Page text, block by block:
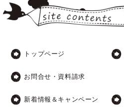
トップページ
お問合せ・資料請求
新着情報＆キャンペーン